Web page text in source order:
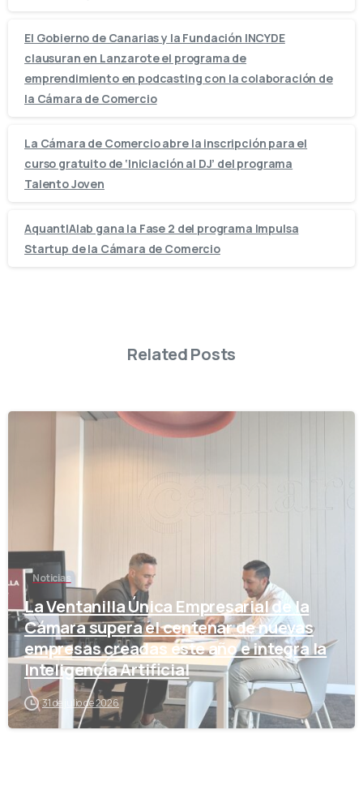
El Gobierno de Canarias y la Fundación INCYDE
clausuran en Lanzarote el programa de
emprendimiento en podcasting con la colaboración de
la Cámara de Comercio
La Cámara de Comercio abre la inscripción para el
curso gratuito de ‘Iniciación al DJ’ del programa
Talento Joven
AquantIAlab gana la Fase 2 del programa Impulsa
Startup de la Cámara de Comercio
Related Posts
Noticias
La Ventanilla Única Empresarial de la
Cámara supera el centenar de nuevas
empresas creadas este año e integra la
Inteligencia Artificial
31 de julio de 2026